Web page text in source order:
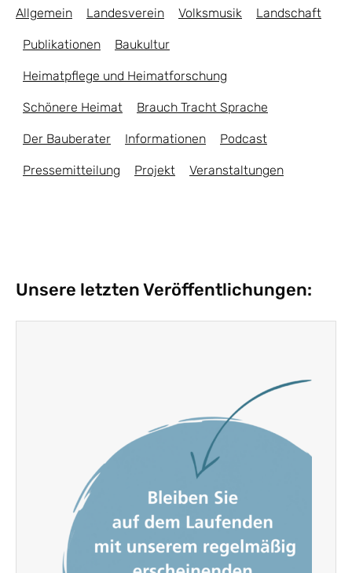
Allgemein Landesverein Volksmusik Landschaft
Publikationen Baukultur
Heimatpflege und Heimatforschung
Schönere Heimat Brauch Tracht Sprache
Der Bauberater Informationen Podcast
Pressemitteilung Projekt Veranstaltungen
Unsere letzten Veröffentlichungen: